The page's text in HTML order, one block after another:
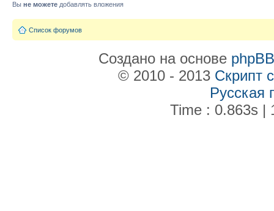
Вы не можете добавлять вложения
Список форумов
Создано на основе phpBB
© 2010 - 2013 Скрипт
Русская
Time : 0.863s |